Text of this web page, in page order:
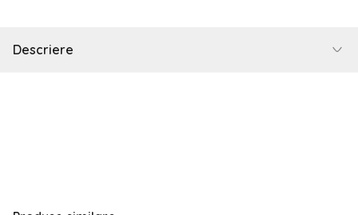
Descriere